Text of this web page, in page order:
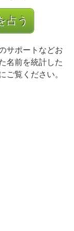
サポートなどお
名前を統計した
ご覧ください。